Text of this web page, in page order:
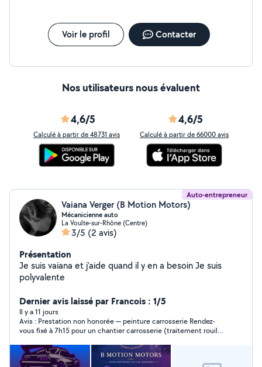
Voir le profil Contacter
Nos utilisateurs nous évaluent
4,6/5
Calculé à partir de 48731 avis
4,6/5
Calculé à partir de 66000 avis
Auto-entrepreneur
Vaiana Verger (B Motion Motors)
Mécanicienne auto
La Voulte-sur-Rhône (Centre)
3/5 (2 avis)
Présentation
Je suis vaiana et j'aide quand il y en a besoin Je suis
polyvalente
Dernier avis laissé par Francois : 1/5
Il y a 11 jours
Avis : Prestation non honorée — peinture carrosserie Rendez-
vous fixé à 7h15 pour un chantier carrosserie (traitement rouille
place, aucune réponse par SMS ni téléphone ce jour-là, et
aucune nouvelle depuis. Chantier non terminé alors que 200€